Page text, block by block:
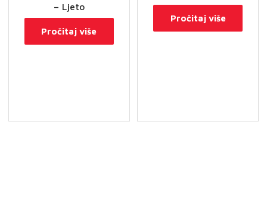
– Ljeto
Pročitaj više
Pročitaj više